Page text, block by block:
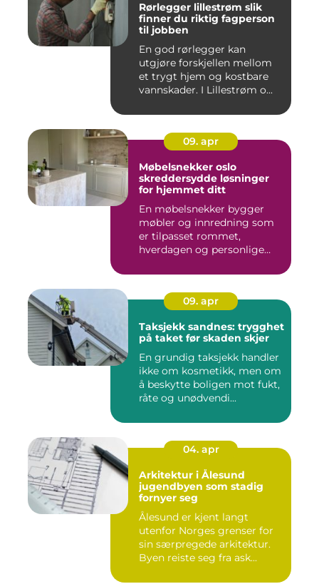
Rørlegger lillestrøm slik
finner du riktig fagperson
til jobben
En god rørlegger kan
utgjøre forskjellen mellom
et trygt hjem og kostbare
vannskader. I Lillestrøm o...
09. apr
Møbelsnekker oslo
skreddersydde løsninger
for hjemmet ditt
En møbelsnekker bygger
møbler og innredning som
er tilpasset rommet,
hverdagen og personlige
09. apr
Taksjekk sandnes: trygghet
på taket før skaden skjer
En grundig taksjekk handler
ikke om kosmetikk, men om
å beskytte boligen mot fukt,
råte og unødvendi...
04. apr
Arkitektur i Ålesund
jugendbyen som stadig
fornyer seg
Ålesund er kjent langt
utenfor Norges grenser for
sin særpregede arkitektur.
Byen reiste seg fra ask...